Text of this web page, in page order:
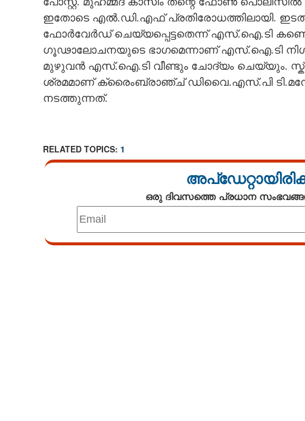
ഇതോടെ എൽ.ഡി.എഫ് പ്രതിരോധത്തിലായി.
ഫോർവേർഡ് ചെയ്യപ്പെട്ടതെന്ന് എസ്.ഐ.ടി
ഗൂഢാലോചനയുടെ ഭാഗമെന്നാണ് എസ്.ഐ.ടി
മുഴുവൻ എസ്.ഐ.ടി വീണ്ടും ചോദ്യം ചെയ്യും.
ശ്രമമാണ് ക്രൈംബ്രാഞ്ച് ഡിവെെ.എസ്.പി
നടത്തുന്നത്.
RELATED TOPICS: 1
ഒരു ദിവസത്തെ പ്രധാന